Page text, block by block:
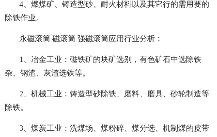
4、燃煤矿、铸造型砂、耐火材料以及其它行的需用要的
除铁作业。
永磁滚筒 磁滚筒 强磁滚筒应用行业分析：
1、冶金工业：磁铁矿的块矿选别，有色矿石中选除铁
杂、钢渣、灰渣选铁等。
2、机械工业：铸造型砂除铁、磨料、磨具、砂轮制造等
除铁。
3、煤炭工业：洗煤场、煤粉碎、煤分选、机制煤的皮带